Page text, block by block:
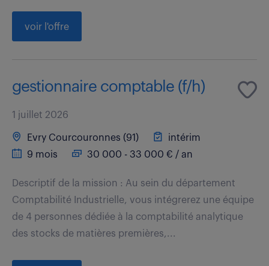
voir l'offre
gestionnaire comptable (f/h)
1 juillet 2026
Evry Courcouronnes (91)
intérim
9 mois
30 000 - 33 000 € / an
Descriptif de la mission : Au sein du département
Comptabilité Industrielle, vous intégrerez une équipe
de 4 personnes dédiée à la comptabilité analytique
des stocks de matières premières,...